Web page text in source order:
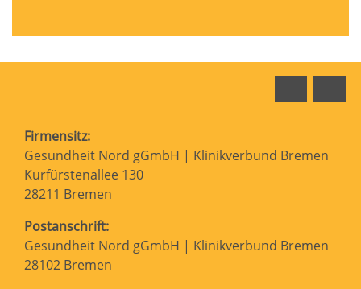
Firmensitz:
Gesundheit Nord gGmbH | Klinikverbund Bremen
Kurfürstenallee 130
28211 Bremen
Postanschrift:
Gesundheit Nord gGmbH | Klinikverbund Bremen
28102 Bremen